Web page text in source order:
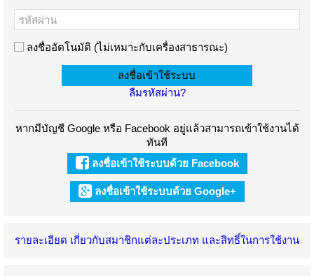
ลงชื่ออัตโนมัติ (ไม่เหมาะกับเครื่องสาธารณะ)
ลืมรหัสผ่าน?
หากมีบัญชี Google หรือ Facebook อยู่แล้วสามารถเข้าใช้งานได้
ทันที
ลงชื่อเข้าใช้ระบบด้วย Facebook
ลงชื่อเข้าใช้ระบบด้วย Google+
รายละเอียด เกี่ยวกับสมาชิกแต่ละประเภท และสิทธิ์ในการใช้งาน